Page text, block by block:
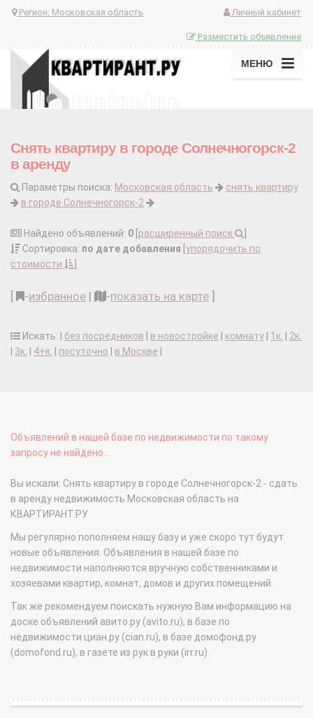
Регион: Московская область Личный кабинет
Разместить объявление
МЕНЮ
Снять квартиру в городе Солнечногорск-2
в аренду
Параметры поиска: Московская область
снять квартиру
в городе Солнечногорск-2
Найдено объявлений: 0 расширенный поиск
Сортировка: по дате добавления упорядочить по
стоимости
-избранное | -показать на карте
Искать: | без посредников в новостройке комнату 1к.
2к.
3к. 4+к. посуточно в Москве
Объявлений в нашей базе по недвижимости по такому
запросу не найдено...
Вы искали: Снять квартиру в городе Солнечногорск-2 - сдать
в аренду недвижимость Московская область на
КВАРТИРАНТ.РУ
Мы регулярно пополняем нашу базу и уже скоро тут будут
новые объявления. Объявления в нашей базе по
недвижимости наполняются вручную собственниками и
хозяевами квартир, комнат, домов и других помещений.
Так же рекомендуем поискать нужную Вам информацию на
доске объявлений авито.ру (avito.ru), в базе по
недвижимости циан.ру (cian.ru), в базе домофонд.ру
(domofond.ru), в газете из рук в руки (irr.ru).